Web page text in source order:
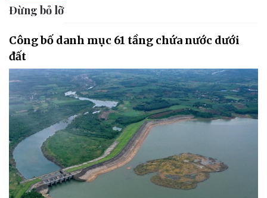
Đừng bỏ lỡ
Công bố danh mục 61 tầng chứa nước dưới
đất